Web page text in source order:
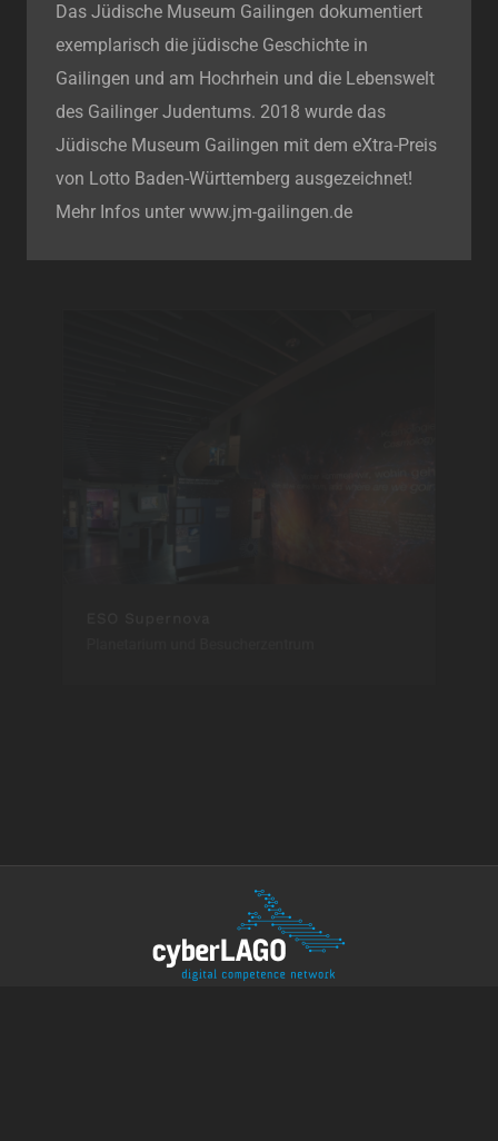
Das Jüdische Museum Gailingen dokumentiert
exemplarisch die jüdische Geschichte in
Gailingen und am Hochrhein und die Lebenswelt
des Gailinger Judentums. 2018 wurde das
Jüdische Museum Gailingen mit dem eXtra-Preis
von Lotto Baden-Württemberg ausgezeichnet!
Mehr Infos unter www.jm-gailingen.de